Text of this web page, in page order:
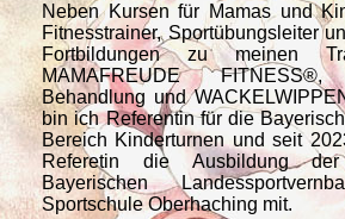
Neben Kursen für Mamas und
Fitnesstrainer, Sportübungsleiter
Fortbildungen zu meinen
MAMAFREUDE FITNESS®,
Behandlung und
bin ich Referentin für die
Bereich Kinderturnen und seit
Referetin die Ausbildung
Bayerischen
Sportschule Oberhaching mit.